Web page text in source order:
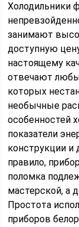
Холодильники
занимают
доступную
настоящему
отвечают
которых
необычные
особенностей
показатели
конструкции и
правило,
поломка
мастерской, а
Простота
приборов